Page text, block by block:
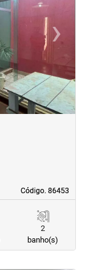
›Next
Código. 86453
Código. 86453
2
banho(s)